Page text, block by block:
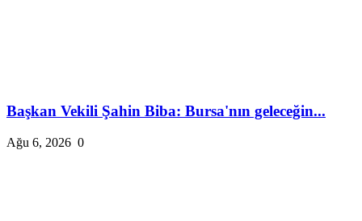
Başkan Vekili Şahin Biba: Bursa'nın geleceğin...
Ağu 6, 2026 0